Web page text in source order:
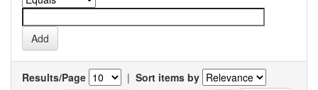
Results/Page | Sort items by